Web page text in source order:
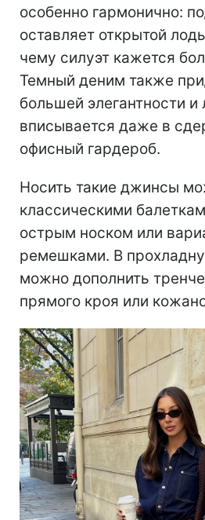
особенно гармонично:
оставляет открытой
чему силуэт кажется
Темный деним также
большей элегантности и
вписывается даже в
офисный гардероб.
Носить такие джинсы
классическими
острым носком или
ремешками. В
можно дополнить
прямого кроя или